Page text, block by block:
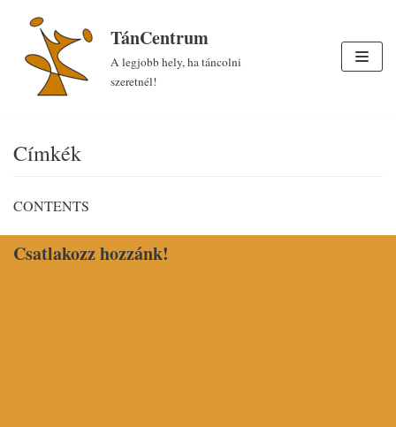
Skip
content
TánCentrum
A legjobb hely, ha táncolni
szeretnél!
Címkék
CONTENTS
Csatlakozz hozzánk!